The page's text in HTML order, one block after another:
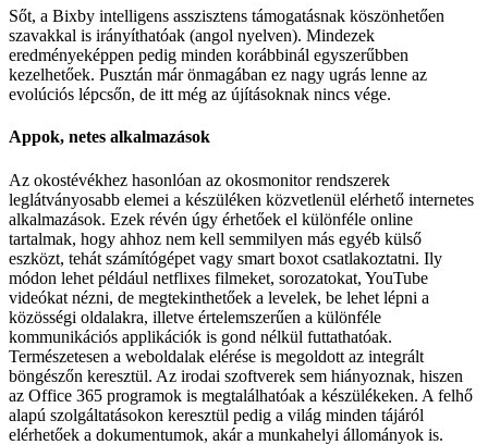
Sőt, a Bixby intelligens asszisztens támogatásnak köszönhetően
szavakkal is irányíthatóak (angol nyelven). Mindezek
eredményeképpen pedig minden korábbinál egyszerűbben
kezelhetőek. Pusztán már önmagában ez nagy ugrás lenne az
evolúciós lépcsőn, de itt még az újításoknak nincs vége.
Appok, netes alkalmazások
Az okostévékhez hasonlóan az okosmonitor rendszerek
leglátványosabb elemei a készüléken közvetlenül elérhető internetes
alkalmazások. Ezek révén úgy érhetőek el különféle online
tartalmak, hogy ahhoz nem kell semmilyen más egyéb külső
eszközt, tehát számítógépet vagy smart boxot csatlakoztatni. Ily
módon lehet például netflixes filmeket, sorozatokat, YouTube
videókat nézni, de megtekinthetőek a levelek, be lehet lépni a
közösségi oldalakra, illetve értelemszerűen a különféle
kommunikációs applikációk is gond nélkül futtathatóak.
Természetesen a weboldalak elérése is megoldott az integrált
böngészőn keresztül. Az irodai szoftverek sem hiányoznak, hiszen
az Office 365 programok is megtalálhatóak a készülékeken. A felhő
alapú szolgáltatásokon keresztül pedig a világ minden tájáról
elérhetőek a dokumentumok, akár a munkahelyi állományok is.